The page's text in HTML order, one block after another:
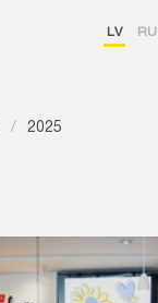
LV RU
/ 2025